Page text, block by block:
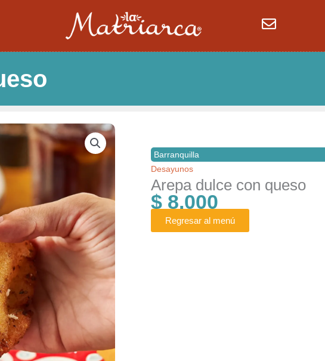
Barranquilla
Desayunos
Arepa dulce con queso
$ 8.000
Regresar al menú